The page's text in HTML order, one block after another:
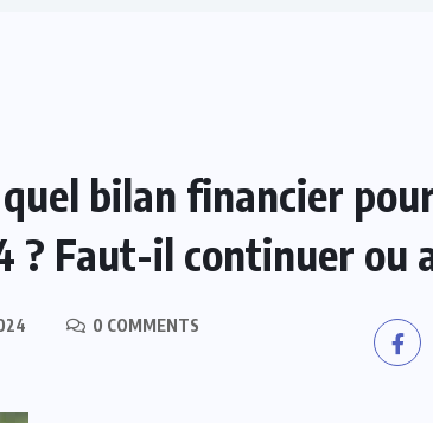
bilan financier
? Faut-il continuer ou
0 COMMENTS